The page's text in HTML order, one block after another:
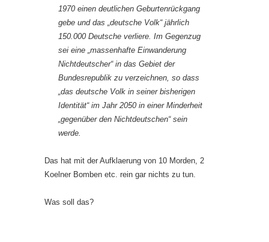
1970 einen deutlichen Geburtenrückgang
gebe und das „deutsche Volk“ jährlich
150.000 Deutsche verliere. Im Gegenzug
sei eine „massenhafte Einwanderung
Nichtdeutscher“ in das Gebiet der
Bundesrepublik zu verzeichnen, so dass
„das deutsche Volk in seiner bisherigen
Identität“ im Jahr 2050 in einer Minderheit
„gegenüber den Nichtdeutschen“ sein
werde.
Das hat mit der Aufklaerung von 10 Morden, 2
Koelner Bomben etc. rein gar nichts zu tun.
Was soll das?